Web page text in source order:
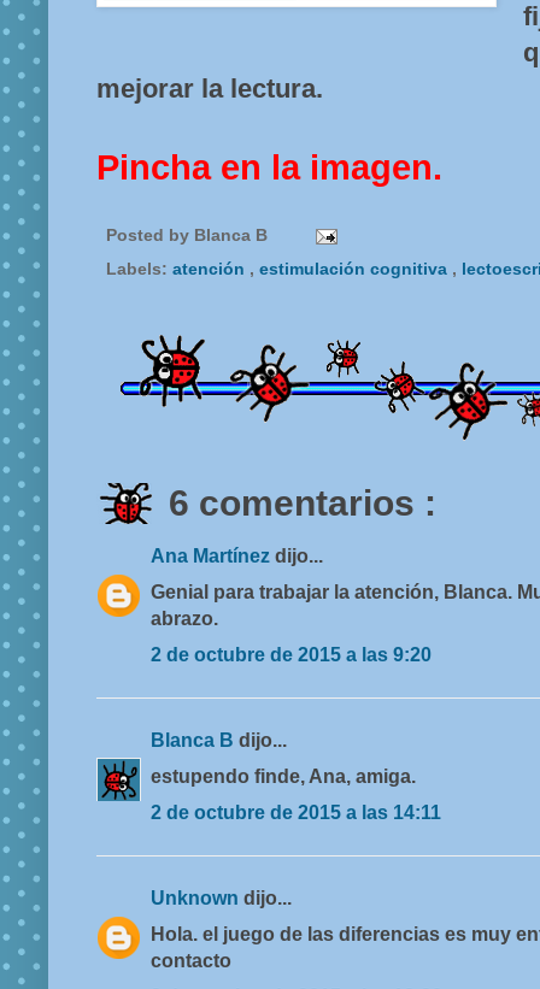
mejorar la lectura.
Pincha en la imagen.
Posted by Blanca B
Labels: atención , estimulación cognitiva ,
6 comentarios :
Ana Martínez dijo...
Genial para trabajar la atención, Blanca.
abrazo.
2 de octubre de 2015 a las 9:20
Blanca B dijo...
estupendo finde, Ana, amiga.
2 de octubre de 2015 a las 14:11
Unknown dijo...
Hola. el juego de las diferencias es muy
contacto